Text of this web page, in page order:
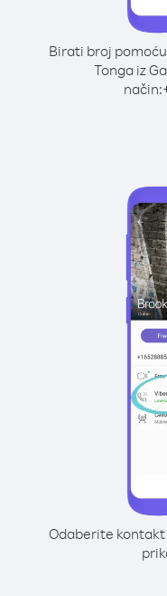
Birati broj
Tonga iz
način:
Odaberite